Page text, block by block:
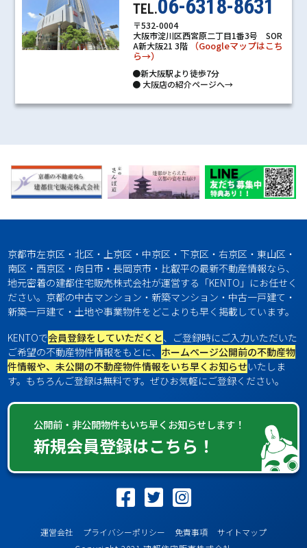
TEL.06-6318-8631
〒532-0004
大阪市淀川区西宮原二丁目1番3号 SOR
A新大阪21 3階
（Googleマップはこち
ら→）
●新大阪駅より徒歩7分
●大阪店の紹介ページへ→
京都市左京区・北区・上京区・中京区・下京区・右京区・東山区・
南区・西京区・向日市・長岡京市・比叡平の最新不動産情報なら、
地元密着の建都住宅販売株式会社が運営する「KENTO」にお任せく
ださい。京都の中古マンション・新築マンション・中古一戸建て・
新築一戸建て・土地や事業物件をどこよりも早く掲載しています。
KENTOで会員登録をしていただくと、ご登録時にご入力いただいた
ご希望の不動産物件情報をもとに、 ホームページ公開前の不動産物
件情報や、未公開の不動産物件情報をいち早くお知らせいたしま
す。もちろんご登録は無料です。ぜひお気軽にご登録ください。
公開前・非公開物件もいち早くお知らせします！
新規会員登録はこちら！
運営会社 プライバシーポリシー 免責事項
サイトマップ